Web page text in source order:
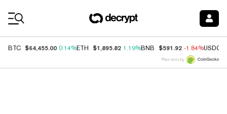
BTC $64,455.00 0.14%ETH $1,895.82 1.19%BNB $591.92 -1.84%USDC
Price data by